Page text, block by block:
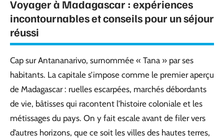
Voyager à Madagascar : expériences
incontournables et conseils pour un séjour
réussi
Cap sur Antananarivo, surnommée « Tana » par ses
habitants. La capitale s’impose comme le premier aperçu
de Madagascar : ruelles escarpées, marchés débordants
de vie, bâtisses qui racontent l’histoire coloniale et les
métissages du pays. On y fait escale avant de filer vers
d’autres horizons, que ce soit les villes des hautes terres,